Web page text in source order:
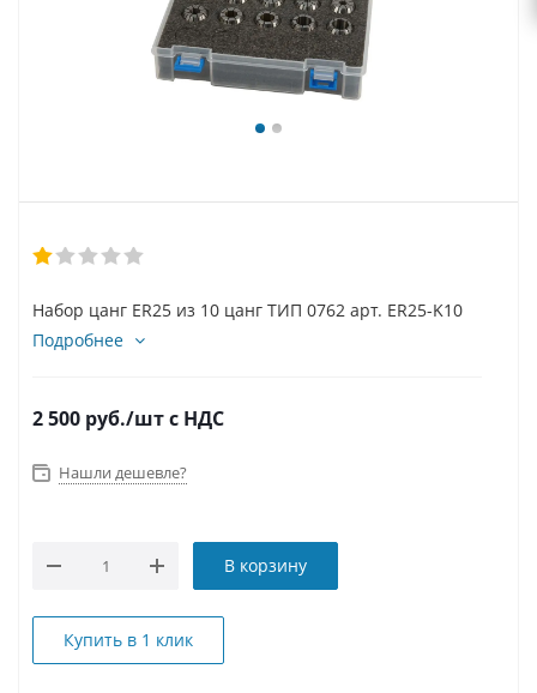
Набор цанг ER25 из 10 цанг ТИП 0762 арт. ER25-K10
Подробнее
2 500 руб./штс НДС
Нашли дешевле?
В корзину
Купить в 1 клик